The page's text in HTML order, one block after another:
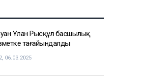
Ұлан Рысқұл басшылық
тағайындалды
06.03.2025